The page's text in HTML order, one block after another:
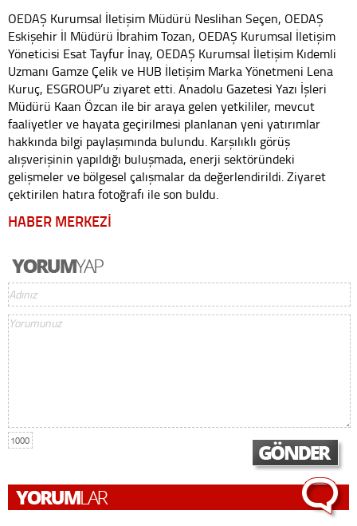
OEDAŞ Kurumsal İletişim Müdürü Neslihan Seçen, OEDAŞ
Eskişehir İl Müdürü İbrahim Tozan, OEDAŞ Kurumsal İletişim
Yöneticisi Esat Tayfur İnay, OEDAŞ Kurumsal İletişim Kıdemli
Uzmanı Gamze Çelik ve HUB İletişim Marka Yönetmeni Lena
Kuruç, ESGROUP’u ziyaret etti. Anadolu Gazetesi Yazı İşleri
Müdürü Kaan Özcan ile bir araya gelen yetkililer, mevcut
faaliyetler ve hayata geçirilmesi planlanan yeni yatırımlar
hakkında bilgi paylaşımında bulundu. Karşılıklı görüş
alışverişinin yapıldığı buluşmada, enerji sektöründeki
gelişmeler ve bölgesel çalışmalar da değerlendirildi. Ziyaret
çektirilen hatıra fotoğrafı ile son buldu.
HABER MERKEZİ
1000